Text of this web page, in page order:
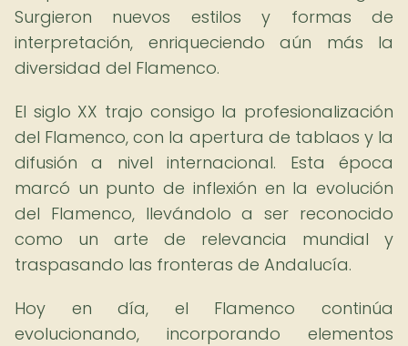
Surgieron nuevos estilos y formas de
interpretación, enriqueciendo aún más la
diversidad del Flamenco.
El siglo XX trajo consigo la profesionalización
del Flamenco, con la apertura de tablaos y la
difusión a nivel internacional. Esta época
marcó un punto de inflexión en la evolución
del Flamenco, llevándolo a ser reconocido
como un arte de relevancia mundial y
traspasando las fronteras de Andalucía.
Hoy en día, el Flamenco continúa
evolucionando, incorporando elementos